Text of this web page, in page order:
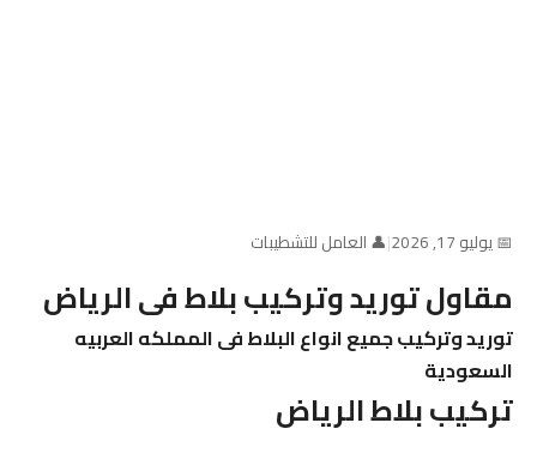
📅 يوليو 17, 2026 |👤 العامل للتشطيبات
مقاول توريد وتركيب بلاط فى الرياض
توريد وتركيب جميع انواع البلاط فى المملكه العربيه
السعودية
تركيب بلاط الرياض